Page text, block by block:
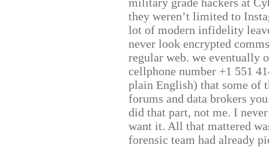
they weren’t limited to
lot of modern infidelity
never look encrypted
regular web. we eventually
cellphone number +1 551
plain English) that some of
forums and data brokers
did that part, not me. I
want it. All that mattered
forensic team had already